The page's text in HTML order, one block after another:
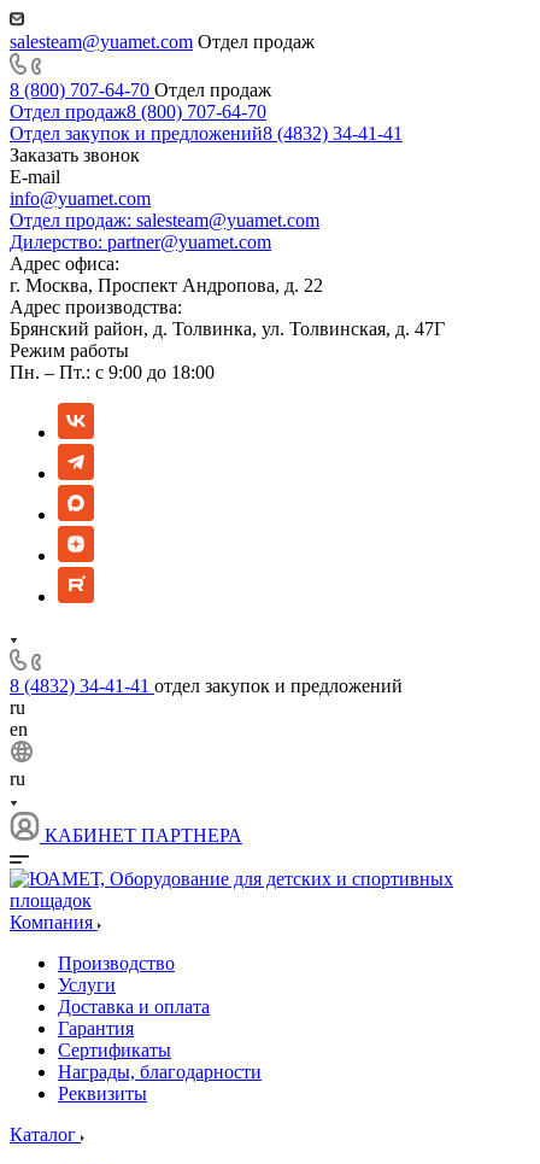
salesteam@yuamet.com Отдел продаж
8 (800) 707-64-70 Отдел продаж
Отдел продаж8 (800) 707-64-70
Отдел закупок и предложений8 (4832) 34-41-41
Заказать звонок
E-mail
info@yuamet.com
Отдел продаж: salesteam@yuamet.com
Дилерство: partner@yuamet.com
Адрес офиса:
г. Москва, Проспект Андропова, д. 22
Адрес производства:
Брянский район, д. Толвинка, ул. Толвинская, д. 47Г
Режим работы
Пн. – Пт.: с 9:00 до 18:00
8 (4832) 34-41-41 отдел закупок и предложений
ru
en
ru
КАБИНЕТ ПАРТНЕРА
Компания
Производство
Услуги
Доставка и оплата
Гарантия
Сертификаты
Награды, благодарности
Реквизиты
Каталог